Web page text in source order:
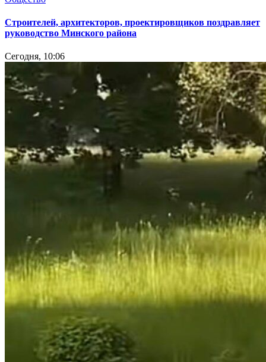
Cтроителей, архитекторов, проектировщиков поздравляет
руководство Минского района
Сегодня, 10:06